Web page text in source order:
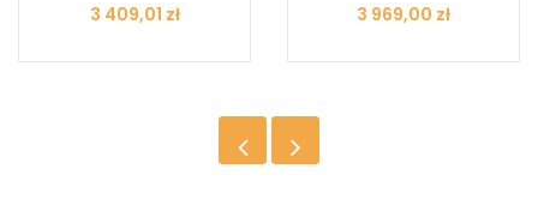
Cena
3 409,01 zł Cena
3 969,00 zł